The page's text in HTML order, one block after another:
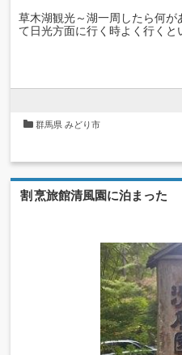
草木湖観光～湖一周したら何
て日光方面に行く時よく行く
群馬県 みどり市
割烹旅館清風園に泊まった